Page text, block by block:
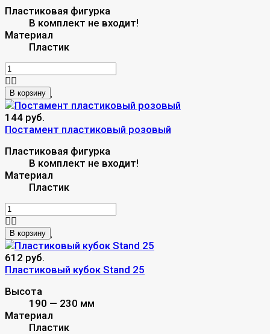
Пластиковая фигурка
В комплект не входит!
Материал
Пластик
В корзину
144 руб.
Постамент пластиковый розовый
Пластиковая фигурка
В комплект не входит!
Материал
Пластик
В корзину
612 руб.
Пластиковый кубок Stand 25
Высота
190 — 230 мм
Материал
Пластик